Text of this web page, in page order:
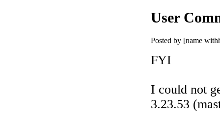
User
Posted by [name
FYI
I could not
3.23.53